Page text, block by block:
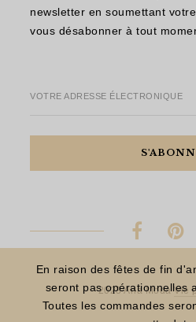
En raison des fêtes de fin
seront pas opérationnelles
Toutes les commandes
newsletter en soumettant
vous désabonner à tout
VOTRE ADRESSE ÉLECTRONIQUE
2023 Aria ModaVie